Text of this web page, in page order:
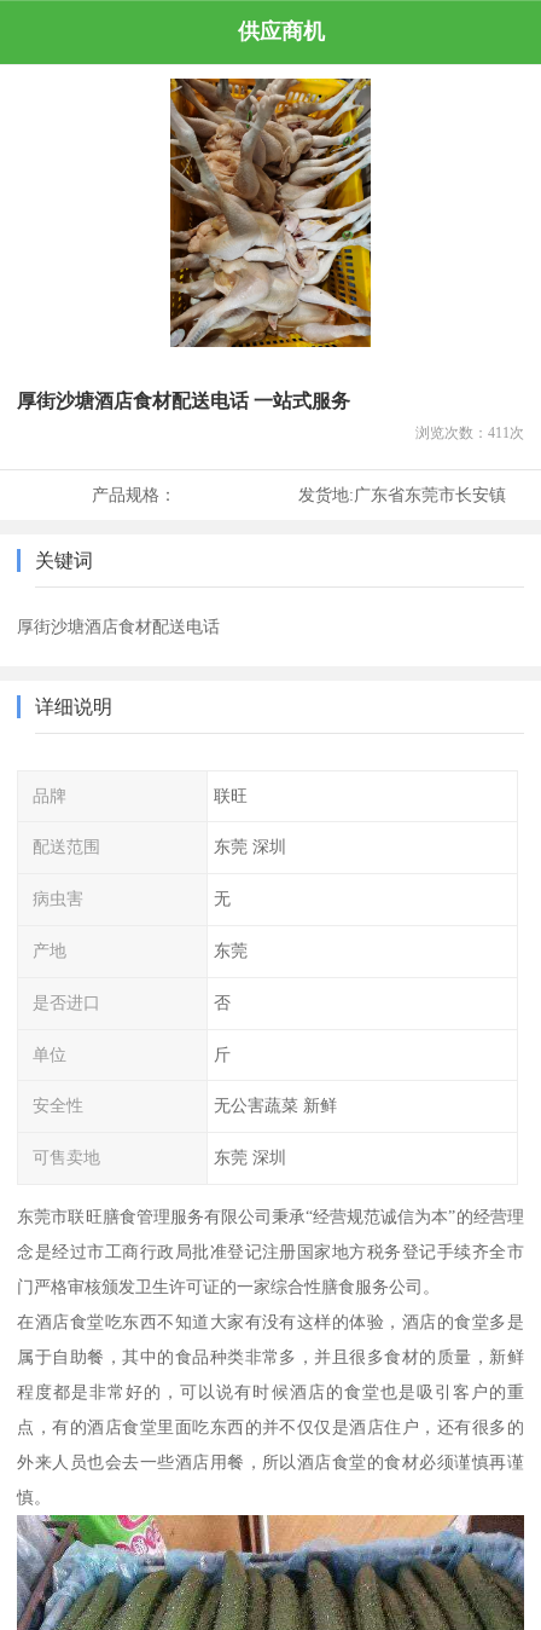
供应商机
厚街沙塘酒店食材配送电话 一站式服务
浏览次数： 411 次
产品规格： 发货地:广东省东莞市长安镇
关键词
厚街沙塘酒店食材配送电话
详细说明
品牌 联旺
配送范围 东莞 深圳
病虫害 无
产地 东莞
是否进口 否
单位 斤
安全性 无公害蔬菜 新鲜
可售卖地 东莞 深圳
东莞市联旺膳食管理服务有限公司秉承“经营规范诚信为本”的经营理
念是经过市工商行政局批准登记注册国家地方税务登记手续齐全市
门严格审核颁发卫生许可证的一家综合性膳食服务公司。
在酒店食堂吃东西不知道大家有没有这样的体验，酒店的食堂多是
属于自助餐，其中的食品种类非常多，并且很多食材的质量，新鲜
程度都是非常好的，可以说有时候酒店的食堂也是吸引客户的重
点，有的酒店食堂里面吃东西的并不仅仅是酒店住户，还有很多的
外来人员也会去一些酒店用餐，所以酒店食堂的食材必须谨慎再谨
慎。